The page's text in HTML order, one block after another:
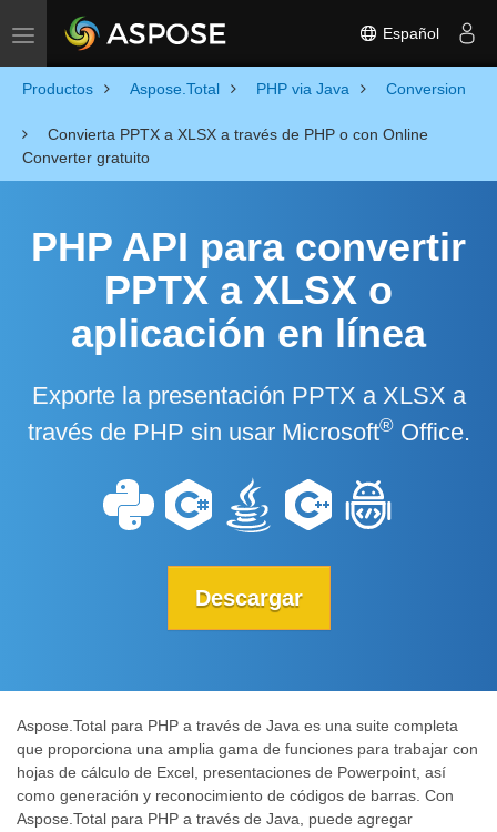
Toggle navigation Español
Productos Aspose.Total PHP via Java Conversion
Convierta PPTX a XLSX a través de PHP o con Online
Converter gratuito
PHP API para convertir
PPTX a XLSX o
aplicación en línea
Exporte la presentación PPTX a XLSX a
través de PHP sin usar Microsoft®Office.
Descargar
Aspose.Total para PHP a través de Java es una suite completa
que proporciona una amplia gama de funciones para trabajar con
hojas de cálculo de Excel, presentaciones de Powerpoint, así
como generación y reconocimiento de códigos de barras. Con
Aspose.Total para PHP a través de Java, puede agregar